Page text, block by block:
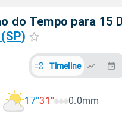
do Tempo para 15
Timeline
17°31° 0.0mm